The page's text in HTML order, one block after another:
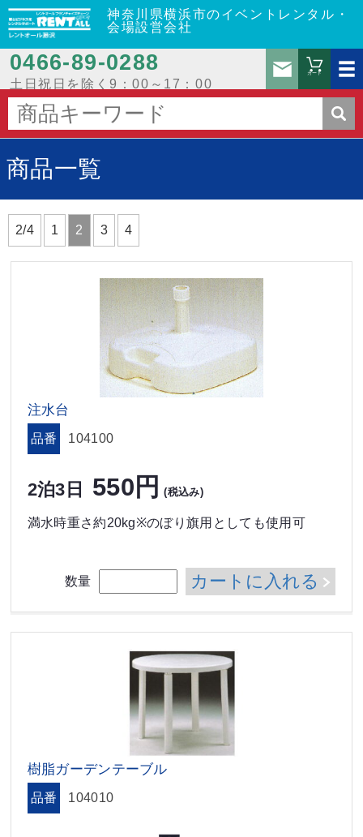
神奈川県横浜市のイベントレンタル・
会場設営会社
0466‐89‐0288
土日祝日を除く9：00～17：00
お問
カート
商品一覧
2/4 1 2 3 4
注水台
品番 104100
2泊3日 550円 (税込み)
満水時重さ約20kg※のぼり旗用としても使用可
数量 カートに入れる
樹脂ガーデンテーブル
品番 104010